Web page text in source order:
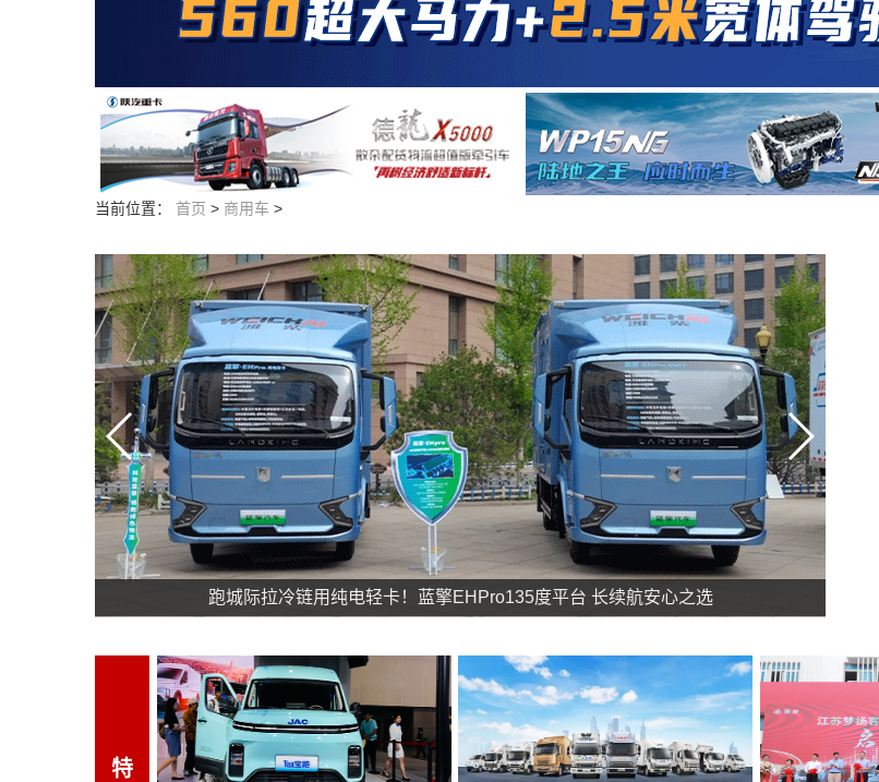
当前位置： 首页 > 商用车 >
跑城际拉冷链用纯电轻卡！蓝擎EHPro135度平台 长续航安心之选
特